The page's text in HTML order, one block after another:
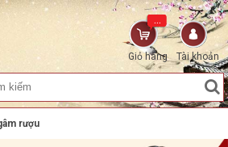
Tài khoản
Giỏ hàng
...
rượu